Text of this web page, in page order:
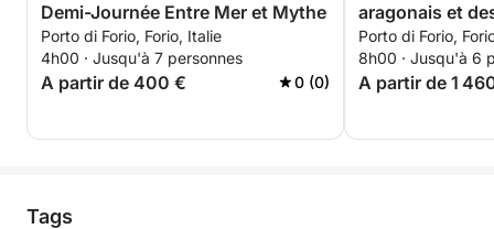
Demi-Journée Entre Mer et Mythe
Porto di Forio, Forio, Italie
4h00 · Jusqu'à 7 personnes
A partir de 400 € 0 (0)
aragonais et
Porto di Forio,
8h00 · Jusqu'à 6
A partir de 1
Tags